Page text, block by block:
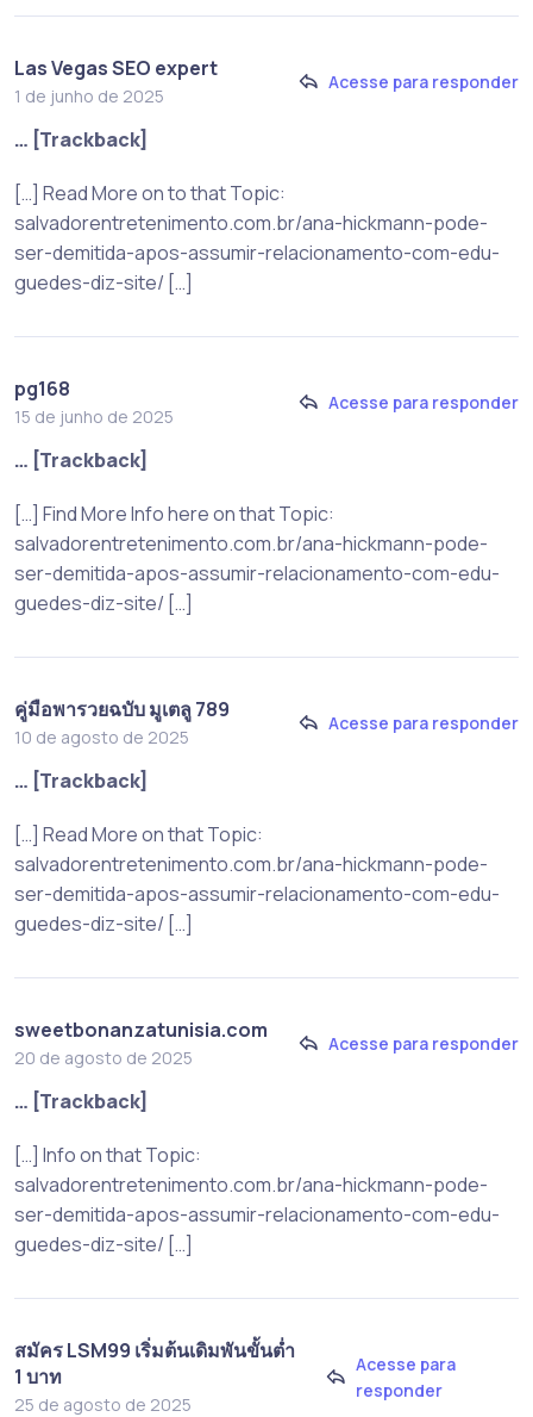
Las Vegas SEO expert
1 de junho de 2025
Acesse para responder
… [Trackback]
[…] Read More on to that Topic:
salvadorentretenimento.com.br/ana-hickmann-pode-
ser-demitida-apos-assumir-relacionamento-com-edu-
guedes-diz-site/ […]
pg168
15 de junho de 2025
Acesse para responder
… [Trackback]
[…] Find More Info here on that Topic:
salvadorentretenimento.com.br/ana-hickmann-pode-
ser-demitida-apos-assumir-relacionamento-com-edu-
guedes-diz-site/ […]
คู่มือพารวยฉบับ มูเตลู 789
10 de agosto de 2025
Acesse para responder
… [Trackback]
[…] Read More on that Topic:
salvadorentretenimento.com.br/ana-hickmann-pode-
ser-demitida-apos-assumir-relacionamento-com-edu-
guedes-diz-site/ […]
sweetbonanzatunisia.com
20 de agosto de 2025
Acesse para responder
… [Trackback]
[…] Info on that Topic:
salvadorentretenimento.com.br/ana-hickmann-pode-
ser-demitida-apos-assumir-relacionamento-com-edu-
guedes-diz-site/ […]
สมัคร LSM99 เริ่มต้นเดิมพันขั้นต่ำ
1 บาท
25 de agosto de 2025
Acesse para
responder